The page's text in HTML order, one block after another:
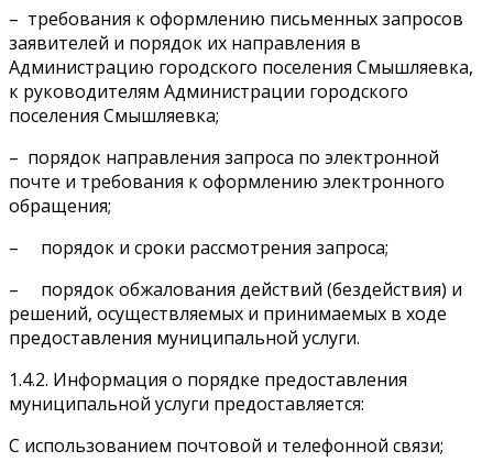
– требования к оформлению письменных запросов
заявителей и порядок их направления в
Администрацию городского поселения Смышляевка,
к руководителям Администрации городского
поселения Смышляевка;
– порядок направления запроса по электронной
почте и требования к оформлению электронного
обращения;
– порядок и сроки рассмотрения запроса;
– порядок обжалования действий (бездействия) и
решений, осуществляемых и принимаемых в ходе
предоставления муниципальной услуги.
1.4.2. Информация о порядке предоставления
муниципальной услуги предоставляется:
С использованием почтовой и телефонной связи;